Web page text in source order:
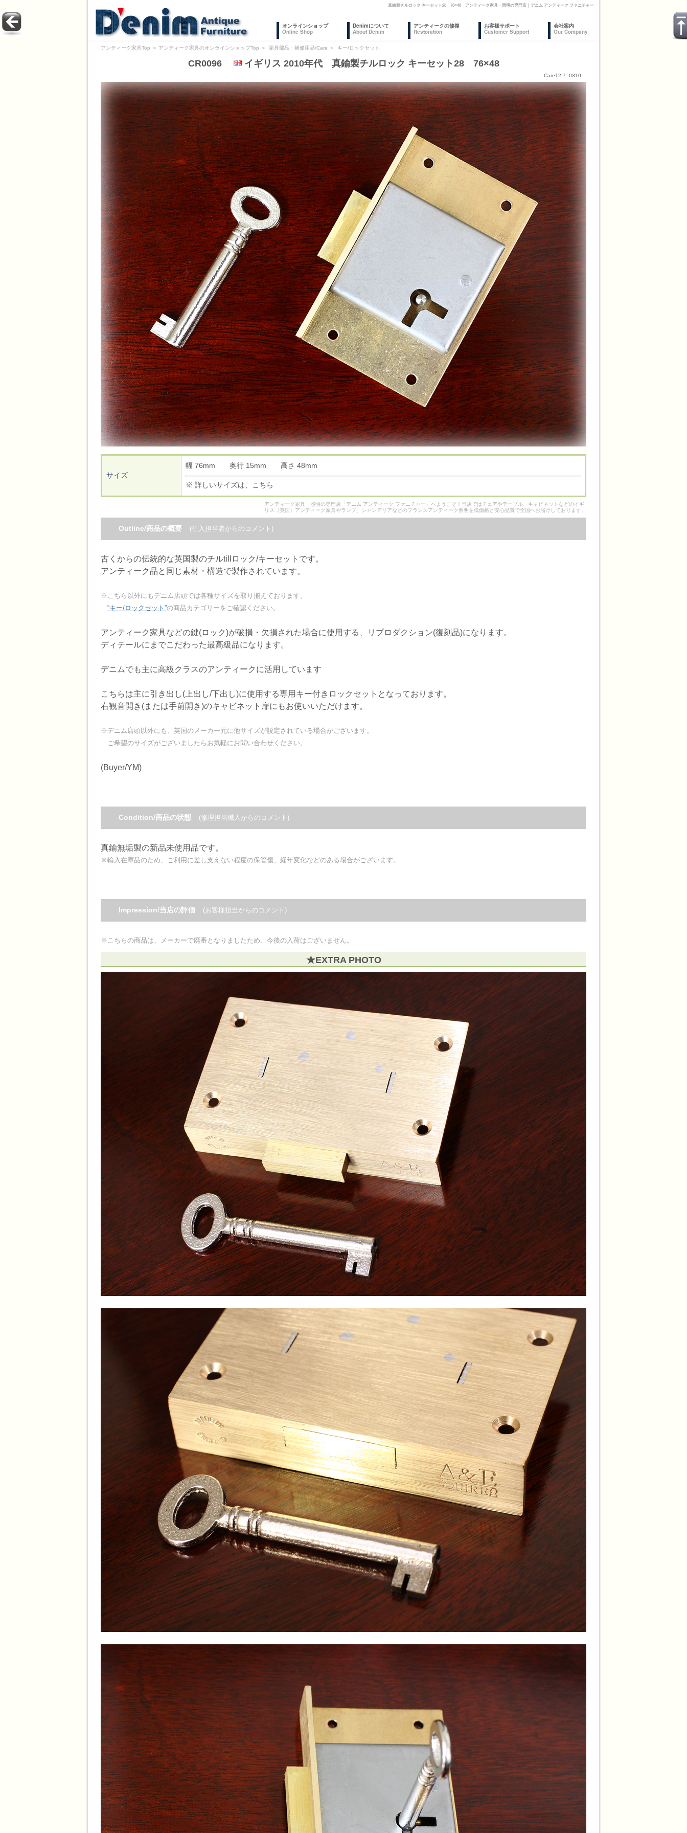
真鍮製チルロック キーセット28 76×48 アンティーク家具・照明の専門店｜デニム アンティーク ファニチャー
オンラインショップ
Online Shop
Denimについて
About Denim
アンティークの修復
Restoration
お客様サポート
Customer Support
会社案内
Our Company
アンティーク家具Top ＞ アンティーク家具のオンラインショップTop ＞ 家具部品・補修用品/Care ＞ キー/ロックセット
CR0096 イギリス 2010年代 真鍮製チルロック キーセット28 76×48
Care12-7_0310
サイズ
幅 76mm 奥行 15mm 高さ 48mm
※ 詳しいサイズは、 こちら
アンティーク家具・照明の専門店「デニム アンティーク ファニチャー」へようこそ！当店ではチェアやテーブル、キャビネットなどのイギ
リス（英国）アンティーク家具やランプ、シャンデリアなどのフランスアンティーク照明を低価格と安心品質で全国へお届けしております。
Outline/商品の概要 (仕入担当者からのコメント)
古くからの伝統的な英国製のチルtillロック/キーセットです。
アンティーク品と同じ素材・構造で製作されています。
※こちら以外にもデニム店頭では各種サイズを取り揃えております。
“キー/ロックセット”の商品カテゴリーをご確認ください。
アンティーク家具などの鍵(ロック)が破損・欠損された場合に使用する、リプロダクション(復刻品)になります。
ディテールにまでこだわった最高級品になります。
デニムでも主に高級クラスのアンティークに活用しています
こちらは主に引き出し(上出し/下出し)に使用する専用キー付きロックセットとなっております。
右観音開き(または手前開き)のキャビネット扉にもお使いいただけます。
※デニム店頭以外にも、英国のメーカー元に他サイズが設定されている場合がございます。
ご希望のサイズがございましたらお気軽にお問い合わせください。
(Buyer/YM)
Condition/商品の状態 (修理担当職人からのコメント)
真鍮無垢製の新品未使用品です。
※輸入在庫品のため、ご利用に差し支えない程度の保管傷、経年変化などのある場合がございます。
Impression/当店の評価 (お客様担当からのコメント)
※こちらの商品は、メーカーで廃番となりましたため、今後の入荷はございません。
★EXTRA PHOTO